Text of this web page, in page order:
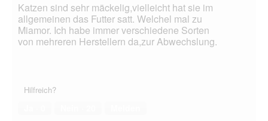
Katzen sind sehr mäckelig,vielleicht hat sie im
allgemeinen das Futter satt. Welchel mal zu
Miamor. Ich habe immer verschiedene Sorten
von mehreren Herstellern da,zur Abwechslung.
Hilfreich?